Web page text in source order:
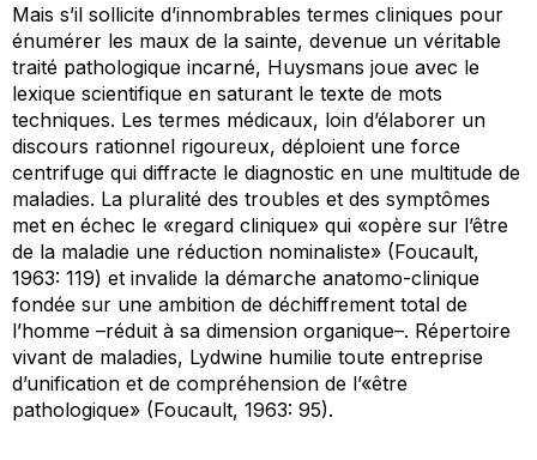
Mais s’il sollicite d’innombrables termes cliniques pour
énumérer les maux de la sainte, devenue un véritable
traité pathologique incarné, Huysmans joue avec le
lexique scientifique en saturant le texte de mots
techniques. Les termes médicaux, loin d’élaborer un
discours rationnel rigoureux, déploient une force
centrifuge qui diffracte le diagnostic en une multitude de
maladies. La pluralité des troubles et des symptômes
met en échec le «regard clinique» qui «opère sur l’être
de la maladie une réduction nominaliste» (Foucault,
1963: 119) et invalide la démarche anatomo-clinique
fondée sur une ambition de déchiffrement total de
l’homme –réduit à sa dimension organique–. Répertoire
vivant de maladies, Lydwine humilie toute entreprise
d’unification et de compréhension de l’«être
pathologique» (Foucault, 1963: 95).